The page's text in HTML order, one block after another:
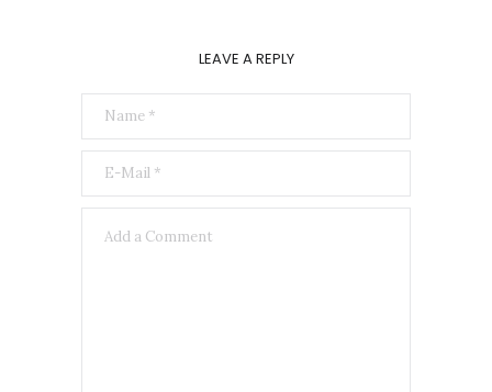
LEAVE A REPLY